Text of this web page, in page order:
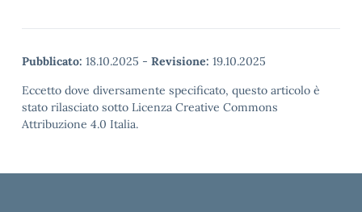
Pubblicato: 18.10.2025 - Revisione: 19.10.2025
Eccetto dove diversamente specificato, questo articolo è
stato rilasciato sotto Licenza Creative Commons
Attribuzione 4.0 Italia.